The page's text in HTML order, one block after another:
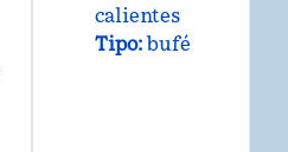
calientes
Tipo: bufé